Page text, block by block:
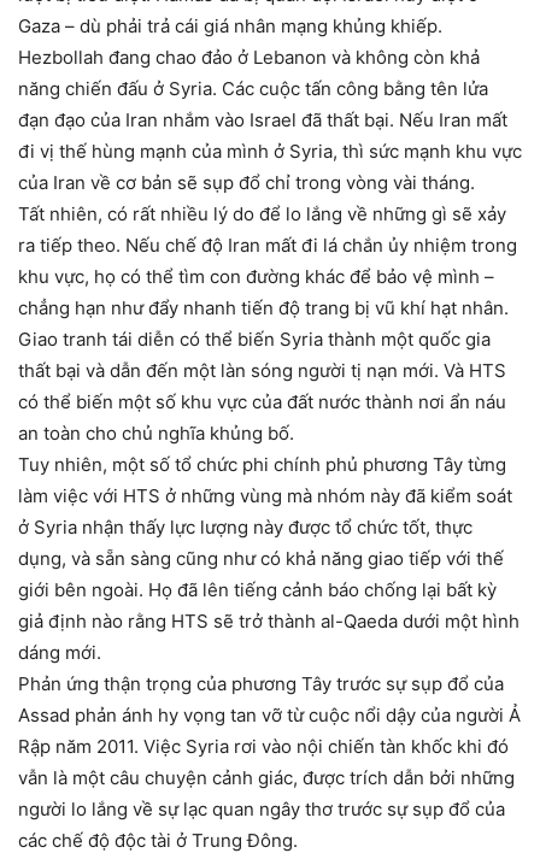
Gaza – dù phải trả cái giá nhân mạng khủng khiếp.
Hezbollah đang chao đảo ở Lebanon và không còn khả
năng chiến đấu ở Syria. Các cuộc tấn công bằng tên lửa
đạn đạo của Iran nhắm vào Israel đã thất bại. Nếu Iran mất
đi vị thế hùng mạnh của mình ở Syria, thì sức mạnh khu vực
của Iran về cơ bản sẽ sụp đổ chỉ trong vòng vài tháng.
Tất nhiên, có rất nhiều lý do để lo lắng về những gì sẽ xảy
ra tiếp theo. Nếu chế độ Iran mất đi lá chắn ủy nhiệm trong
khu vực, họ có thể tìm con đường khác để bảo vệ mình –
chẳng hạn như đẩy nhanh tiến độ trang bị vũ khí hạt nhân.
Giao tranh tái diễn có thể biến Syria thành một quốc gia
thất bại và dẫn đến một làn sóng người tị nạn mới. Và HTS
có thể biến một số khu vực của đất nước thành nơi ẩn náu
an toàn cho chủ nghĩa khủng bố.
Tuy nhiên, một số tổ chức phi chính phủ phương Tây từng
làm việc với HTS ở những vùng mà nhóm này đã kiểm soát
ở Syria nhận thấy lực lượng này được tổ chức tốt, thực
dụng, và sẵn sàng cũng như có khả năng giao tiếp với thế
giới bên ngoài. Họ đã lên tiếng cảnh báo chống lại bất kỳ
giả định nào rằng HTS sẽ trở thành al-Qaeda dưới một hình
dáng mới.
Phản ứng thận trọng của phương Tây trước sự sụp đổ của
Assad phản ánh hy vọng tan vỡ từ cuộc nổi dậy của người Ả
Rập năm 2011. Việc Syria rơi vào nội chiến tàn khốc khi đó
vẫn là một câu chuyện cảnh giác, được trích dẫn bởi những
người lo lắng về sự lạc quan ngây thơ trước sự sụp đổ của
các chế độ độc tài ở Trung Đông.